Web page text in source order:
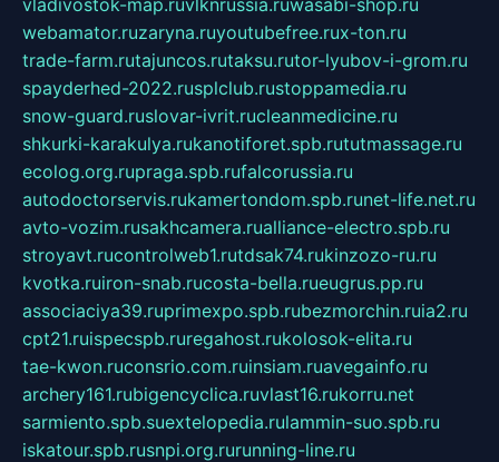
webamator.ruzaryna.ruyoutubefree.rux-ton.ru
trade-farm.rutajuncos.rutaksu.rutor-lyubov-i-grom.ru
spayderhed-2022.rusplclub.rustoppamedia.ru
snow-guard.ruslovar-ivrit.rucleanmedicine.ru
shkurki-karakulya.rukanotiforet.spb.rututmassage.ru
ecolog.org.rupraga.spb.rufalcorussia.ru
autodoctorservis.rukamertondom.spb.runet-life.net.ru
avto-vozim.rusakhcamera.rualliance-electro.spb.ru
stroyavt.rucontrolweb1.rutdsak74.rukinzozo-ru.ru
kvotka.ruiron-snab.rucosta-bella.rueugrus.pp.ru
associaciya39.ruprimexpo.spb.rubezmorchin.ruia2.ru
cpt21.ruispecspb.ruregahost.rukolosok-elita.ru
tae-kwon.ruconsrio.com.ruinsiam.ruavegainfo.ru
archery161.rubigencyclica.ruvlast16.rukorru.net
sarmiento.spb.suextelopedia.rulammin-suo.spb.ru
iskatour.spb.rusnpi.org.rurunning-line.ru